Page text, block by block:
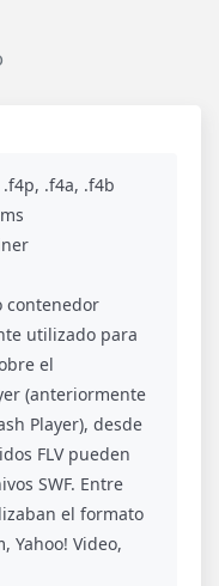
.f4p, .f4a, .f4b
contenedor
utilizado para
el
(anteriormente
Player), desde
FLV pueden
SWF. Entre
el formato
Yahoo! Video,